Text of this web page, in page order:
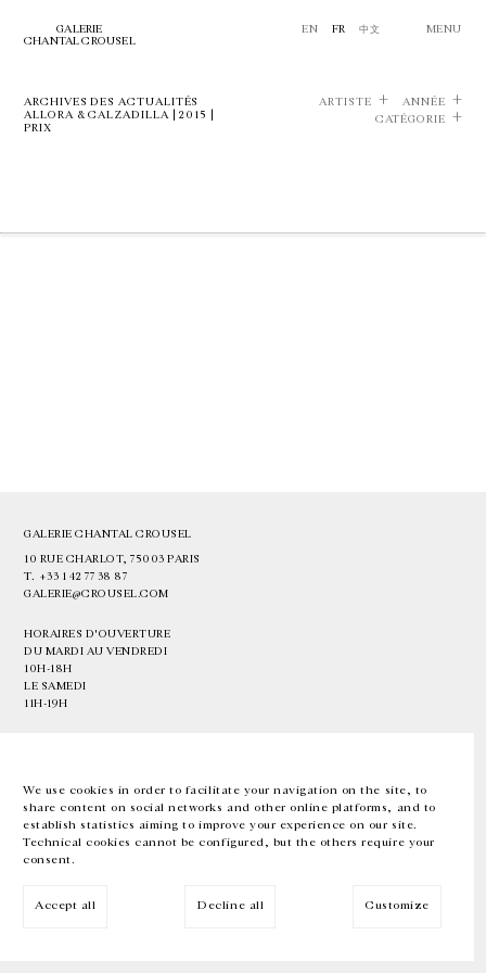
We use cookies in order to facilitate your navigation on the site, to
share content on social networks and other online platforms, and to
establish statistics aiming to improve your experience on our site.
Technical cookies cannot be configured, but the others require your
consent.
Accept all Decline all Customize
GALERIE
CHANTAL CROUSEL
EN FR 中文 MENU
ARCHIVES DES ACTUALITÉS
ALLORA & CALZADILLA | 2015 |
PRIX
ARTISTE
ANNÉE
CATÉGORIE
GALERIE CHANTAL CROUSEL
10 RUE CHARLOT, 75003 PARIS
T. +33 1 42 77 38 87
GALERIE@CROUSEL.COM
HORAIRES D'OUVERTURE
DU MARDI AU VENDREDI
10H-18H
LE SAMEDI
11H-19H
EN FR 中文 Facebook Instagram
Inscrivez-vous à notre newsletter